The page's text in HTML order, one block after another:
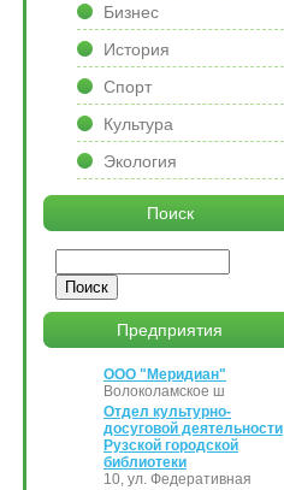
Бизнес
История
Спорт
Культура
Экология
Поиск
Предприятия
ООО "Меридиан"
Волоколамское ш
Отдел культурно-
досуговой деятельности
Рузской городской
библиотеки
10, ул. Федеративная